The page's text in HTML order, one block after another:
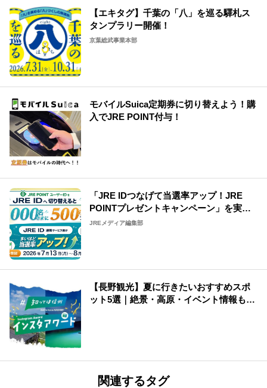
【エキタグ】千葉の「八」を巡る驛札ス
タンプラリー開催！
京葉総武事業本部
モバイルSuica定期券に切り替えよう！購
入でJRE POINT付与！
「JRE IDつなげて当選率アップ！JRE
POINTプレゼントキャンペーン」を実施
中
JREメディア編集部
【長野観光】夏に行きたいおすすめスポ
ット5選｜絶景・高原・イベント情報も紹
関連するタグ